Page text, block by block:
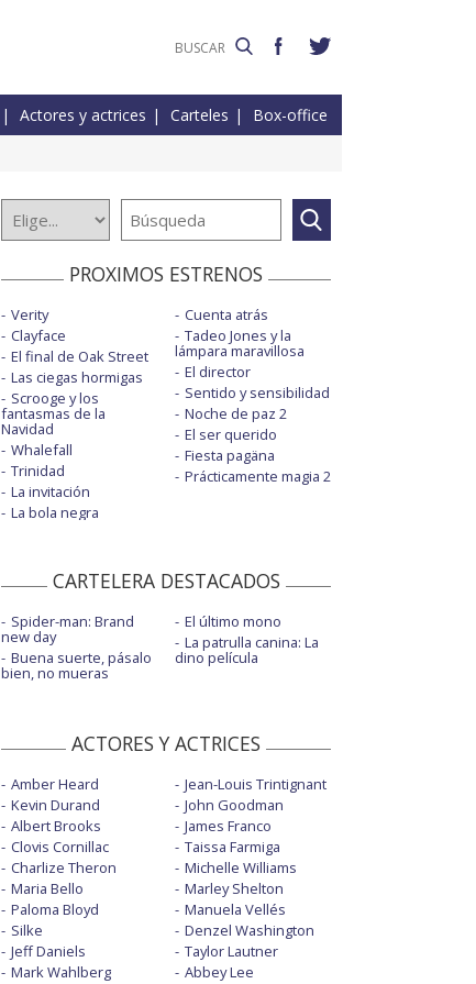
Actores y actrices Carteles Box-office
PROXIMOS ESTRENOS
Verity
Clayface
El final de Oak Street
Las ciegas hormigas
Scrooge y los
fantasmas de la
Navidad
Whalefall
Trinidad
La invitación
La bola negra
Cuenta atrás
Tadeo Jones y la
lámpara maravillosa
El director
Sentido y sensibilidad
Noche de paz 2
El ser querido
Fiesta pagäna
Prácticamente magia 2
CARTELERA DESTACADOS
Spider-man: Brand
new day
Buena suerte, pásalo
bien, no mueras
El último mono
La patrulla canina: La
dino película
ACTORES Y ACTRICES
Amber Heard
Kevin Durand
Albert Brooks
Clovis Cornillac
Charlize Theron
Maria Bello
Paloma Bloyd
Silke
Jeff Daniels
Mark Wahlberg
Jean-Louis Trintignant
John Goodman
James Franco
Taissa Farmiga
Michelle Williams
Marley Shelton
Manuela Vellés
Denzel Washington
Taylor Lautner
Abbey Lee